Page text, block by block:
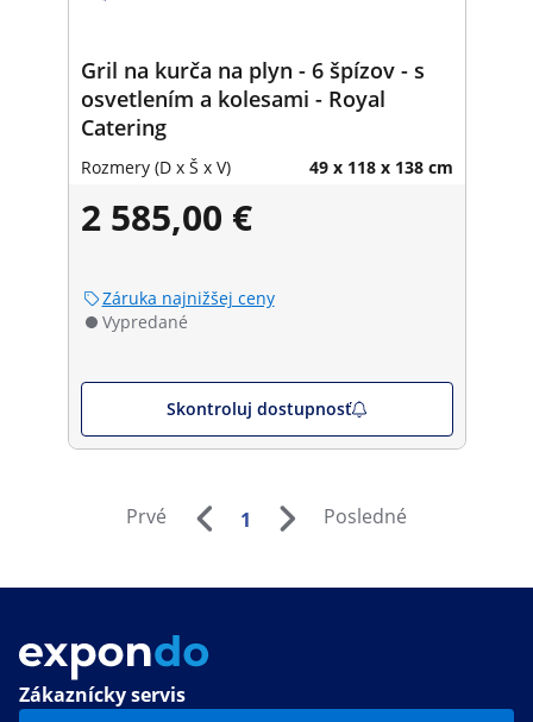
Gril na kurča na plyn - 6 špízov - s
osvetlením a kolesami - Royal
Catering
Rozmery (D x Š x V) 49 x 118 x 138 cm
2 585,00 €
Záruka najnižšej ceny
Vypredané
Skontroluj dostupnosť
Prvé 1 Posledné
Zákaznícky servis